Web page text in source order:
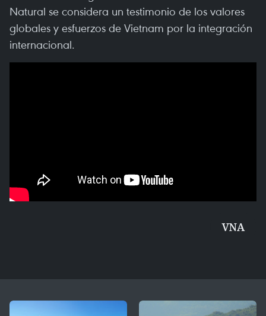
Natural se considera un testimonio de los valores
globales y esfuerzos de Vietnam por la integración
internacional.
VNA